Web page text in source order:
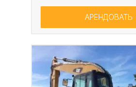
АРЕНДОВАТЬ